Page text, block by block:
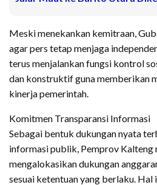
​Meski menekankan kemitraan,
agar pers tetap menjaga
terus menjalankan fungsi kontrol
dan konstruktif guna memberikan
kinerja pemerintah.
​Komitmen Transparansi Informasi
​Sebagai bentuk dukungan nyata
informasi publik, Pemprov Kalteng
mengalokasikan dukungan
sesuai ketentuan yang berlaku.